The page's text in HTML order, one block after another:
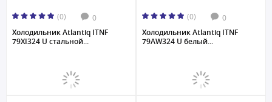
(0) 0
Холодильник Atlantiq ITNF
79XI324 U стальной...
(0) 0
Холодильник Atlantiq ITNF
79AW324 U белый...